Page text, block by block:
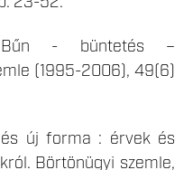
Bűn - büntetés –
(1995-2006), 49(6)
új forma : érvek és
Börtönügyi szemle,